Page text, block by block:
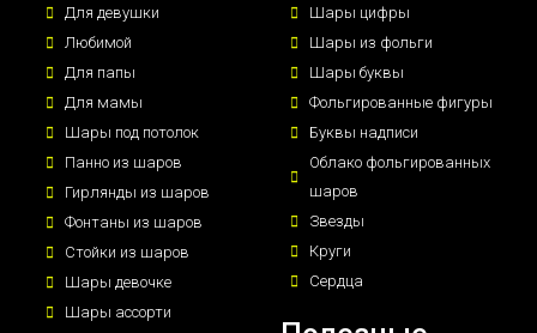
Для девушки
Любимой
Для папы
Для мамы
Шары под потолок
Панно из шаров
Гирлянды из шаров
Фонтаны из шаров
Стойки из шаров
Шары девочке
Шары ассорти
Шары цифры
Шары из фольги
Шары буквы
Фольгированные фигуры
Буквы надписи
Облако фольгированных
шаров
Звезды
Круги
Сердца